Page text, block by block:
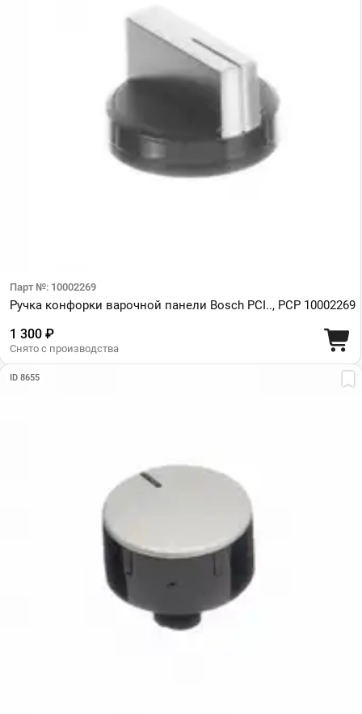
Парт №: 10002269
Ручка конфорки варочной панели Bosch PCI.., PCP 10002269
1 300 ₽
Снято с производства
ID 8655